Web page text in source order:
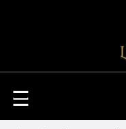
Toggle
☰